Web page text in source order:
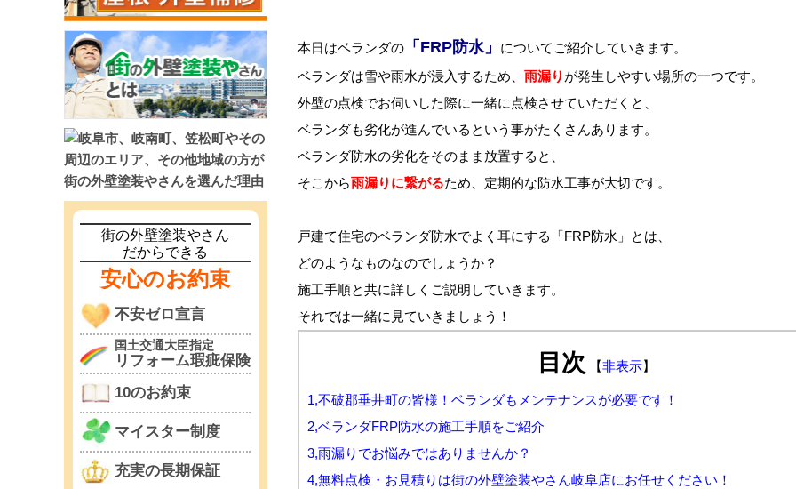
本日はベランダの「FRP防水」
についてご紹介していきます。
ベランダは雪や雨水が浸入するため、 雨漏り が発生しやすい場所の一つです。
外壁の点検でお伺いした際に一緒に 点検させていただくと、
ベランダも劣化が進んでいるという事がたくさんあります。
ベランダ防水の劣化をそのまま放置すると、
そこから雨漏りに繋がるため、定期的な防水工事が大切です。
戸建て住宅のベランダ防水でよく耳にする「FRP防水」とは、
どのようなものなのでしょうか？
施工手順と共に詳しくご説明していきます。
それでは一緒に見ていきましょう！
目次 【非表示】
1,不破郡垂井町の皆様！ベランダもメンテナンスが必要です！
2,ベランダFRP防水の施工手順をご紹介
3,雨漏りでお悩みではありませんか？
4,無料点検・お見積りは街の外壁塗装やさん岐阜店にお任せください！
街の外壁塗装やさん
だからできる
安心のお約束
不安ゼロ宣言
国土交通大臣指定
リフォーム瑕疵保険
10のお約束
マイスター制度
充実の長期保証